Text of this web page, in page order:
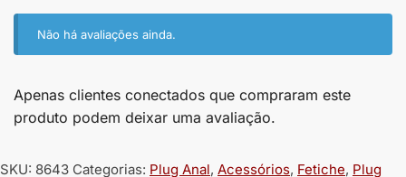
Não há avaliações ainda.
Apenas clientes conectados que compraram este
produto podem deixar uma avaliação.
SKU: 8643 Categorias: Plug Anal, Acessórios, Fetiche, Plug